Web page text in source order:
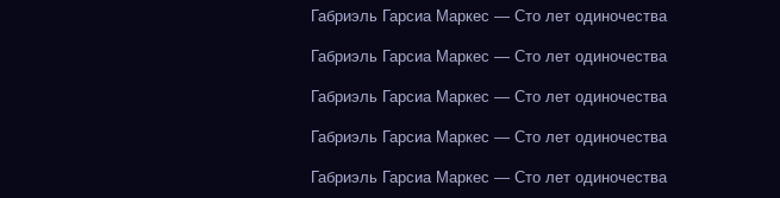
Габриэль Гарсиа Маркес — Сто лет одиночества
Габриэль Гарсиа Маркес — Сто лет одиночества
Габриэль Гарсиа Маркес — Сто лет одиночества
Габриэль Гарсиа Маркес — Сто лет одиночества
Габриэль Гарсиа Маркес — Сто лет одиночества